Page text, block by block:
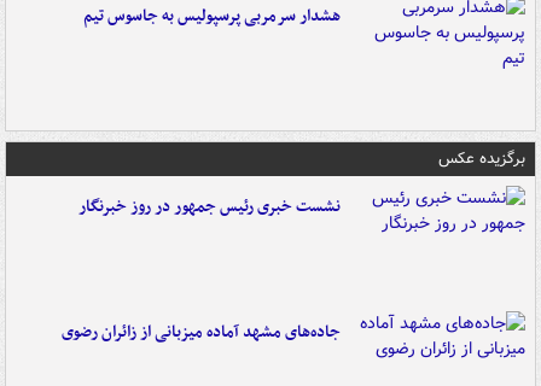
هشدار سرمربی پرسپولیس به جاسوس تیم
برگزیده عکس
نشست خبری رئیس جمهور در روز خبرنگار
جاده‌های مشهد آماده میزبانی از زائران رضوی